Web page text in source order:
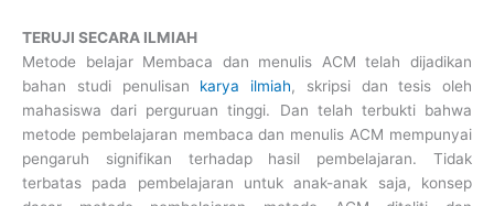
TERUJI SECARA ILMIAH
Metode belajar Membaca dan menulis ACM telah dijadikan
bahan studi penulisan karya ilmiah, skripsi dan tesis oleh
mahasiswa dari perguruan tinggi. Dan telah terbukti bahwa
metode pembelajaran membaca dan menulis ACM mempunyai
pengaruh signifikan terhadap hasil pembelajaran. Tidak
terbatas pada pembelajaran untuk anak-anak saja, konsep